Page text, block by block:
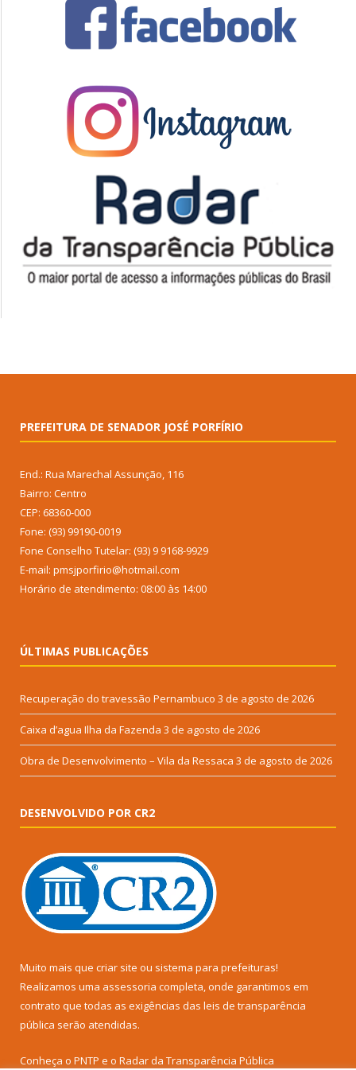
PREFEITURA DE SENADOR JOSÉ PORFÍRIO
End.: Rua Marechal Assunção, 116
Bairro: Centro
CEP: 68360-000
Fone: (93) 99190-0019
Fone Conselho Tutelar: (93) 9 9168-9929
E-mail: pmsjporfirio@hotmail.com
Horário de atendimento: 08:00 às 14:00
ÚLTIMAS PUBLICAÇÕES
Recuperação do travessão Pernambuco 3 de agosto de 2026
Caixa d’agua Ilha da Fazenda 3 de agosto de 2026
Obra de Desenvolvimento – Vila da Ressaca 3 de agosto de 2026
DESENVOLVIDO POR CR2
Muito mais que criar site ou sistema para prefeituras!
Realizamos uma assessoria completa, onde garantimos em
contrato que todas as exigências das leis de transparência
pública serão atendidas.
Conheça o PNTP e o Radar da Transparência Pública